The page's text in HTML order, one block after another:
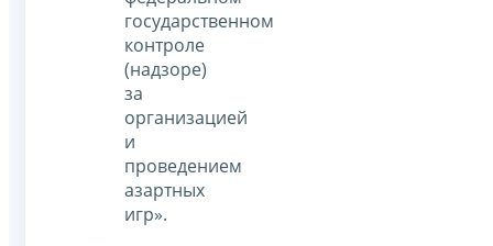
государственном
контроле
(надзоре)
за
организацией
и
проведением
азартных
игр».